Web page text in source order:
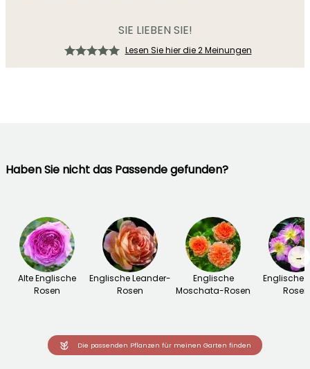
SIE LIEBEN SIE!
Lesen Sie hier die 2 Meinungen
Haben Sie nicht das Passende gefunden?
Alte Englische
Rosen
Englische Leander-
Rosen
Englische
Moschata-Rosen
Englische
Rosen
→
Die passenden Pflanzen für meinen Garten finden